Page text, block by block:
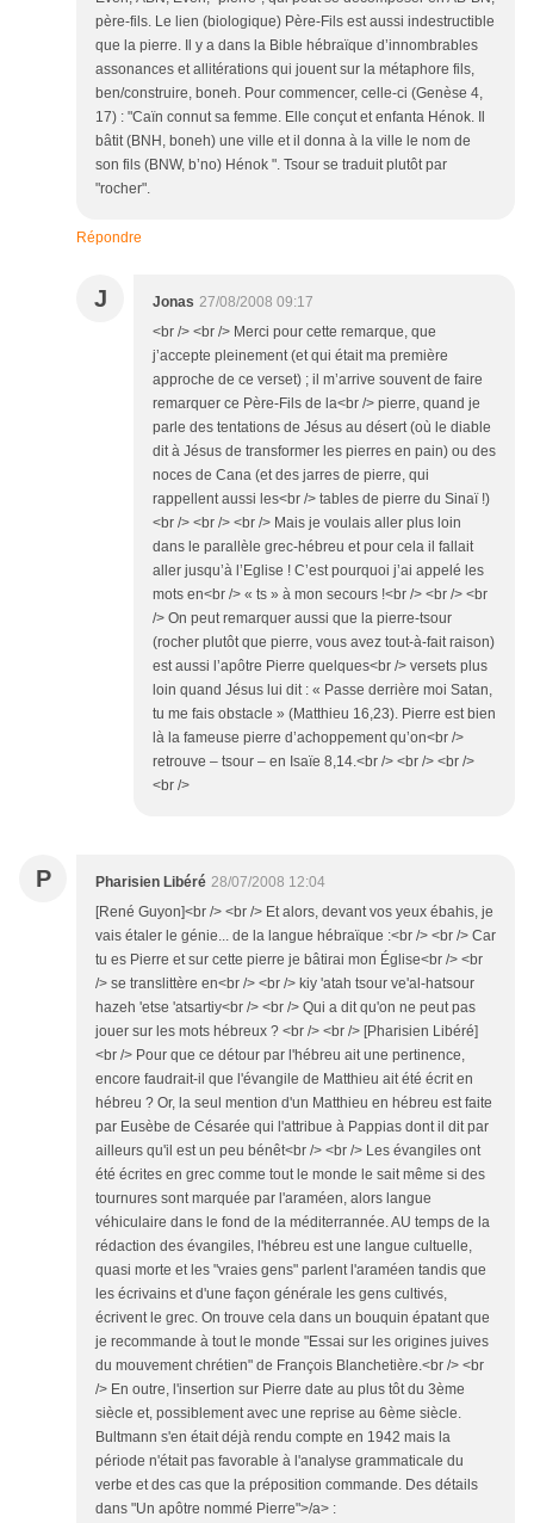
père-fils. Le lien (biologique) Père-Fils est aussi indestructible
que la pierre. Il y a dans la Bible hébraïque d’innombrables
assonances et allitérations qui jouent sur la métaphore fils,
ben/construire, boneh. Pour commencer, celle-ci (Genèse 4,
17) : "Caïn connut sa femme. Elle conçut et enfanta Hénok. Il
bâtit (BNH, boneh) une ville et il donna à la ville le nom de
son fils (BNW, b’no) Hénok ". Tsour se traduit plutôt par
"rocher".
Répondre
J Jonas 27/08/2008 09:17
<br /> <br /> Merci pour cette remarque, que
j’accepte pleinement (et qui était ma première
approche de ce verset) ; il m’arrive souvent de faire
remarquer ce Père-Fils de la<br /> pierre, quand je
parle des tentations de Jésus au désert (où le diable
dit à Jésus de transformer les pierres en pain) ou des
noces de Cana (et des jarres de pierre, qui
rappellent aussi les<br /> tables de pierre du Sinaï !)
<br /> <br /> <br /> Mais je voulais aller plus loin
dans le parallèle grec-hébreu et pour cela il fallait
aller jusqu’à l’Eglise ! C’est pourquoi j’ai appelé les
mots en<br /> « ts » à mon secours !<br /> <br /> <br
/> On peut remarquer aussi que la pierre-tsour
(rocher plutôt que pierre, vous avez tout-à-fait raison)
est aussi l’apôtre Pierre quelques<br /> versets plus
loin quand Jésus lui dit : « Passe derrière moi Satan,
tu me fais obstacle » (Matthieu 16,23). Pierre est bien
là la fameuse pierre d’achoppement qu’on<br />
retrouve – tsour – en Isaïe 8,14.<br /> <br /> <br />
<br />
P Pharisien Libéré 28/07/2008 12:04
[René Guyon]<br /> <br /> Et alors, devant vos yeux ébahis, je
vais étaler le génie... de la langue hébraïque :<br /> <br /> Car
tu es Pierre et sur cette pierre je bâtirai mon Église<br /> <br
/> se translittère en<br /> <br /> kiy 'atah tsour ve'al-hatsour
hazeh 'etse 'atsartiy<br /> <br /> Qui a dit qu'on ne peut pas
jouer sur les mots hébreux ? <br /> <br /> [Pharisien Libéré]
<br /> Pour que ce détour par l'hébreu ait une pertinence,
encore faudrait-il que l'évangile de Matthieu ait été écrit en
hébreu ? Or, la seul mention d'un Matthieu en hébreu est faite
par Eusèbe de Césarée qui l'attribue à Pappias dont il dit par
ailleurs qu'il est un peu bénêt<br /> <br /> Les évangiles ont
été écrites en grec comme tout le monde le sait même si des
tournures sont marquée par l'araméen, alors langue
véhiculaire dans le fond de la méditerrannée. AU temps de la
rédaction des évangiles, l'hébreu est une langue cultuelle,
quasi morte et les "vraies gens" parlent l'araméen tandis que
les écrivains et d'une façon générale les gens cultivés,
écrivent le grec. On trouve cela dans un bouquin épatant que
je recommande à tout le monde "Essai sur les origines juives
du mouvement chrétien" de François Blanchetière.<br /> <br
/> En outre, l'insertion sur Pierre date au plus tôt du 3ème
siècle et, possiblement avec une reprise au 6ème siècle.
Bultmann s'en était déjà rendu compte en 1942 mais la
période n'était pas favorable à l'analyse grammaticale du
verbe et des cas que la préposition commande. Des détails
dans "Un apôtre nommé Pierre">/a> :